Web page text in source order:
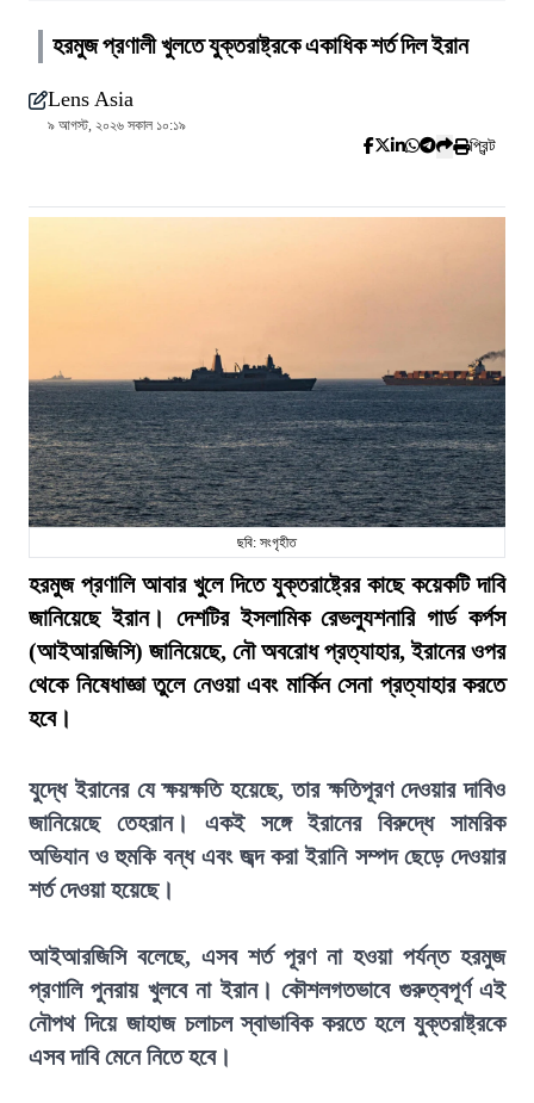
হরমুজ প্রণালী খুলতে যুক্তরাষ্ট্রকে একাধিক শর্ত দিল ইরান
Lens Asia
৯ আগস্ট, ২০২৬ সকাল ১০:১৯
প্রিন্ট
ছবি: সংগৃহীত
হরমুজ প্রণালি আবার খুলে দিতে যুক্তরাষ্ট্রের কাছে কয়েকটি দাবি
জানিয়েছে ইরান। দেশটির ইসলামিক রেভল্যুশনারি গার্ড কর্পস
(আইআরজিসি) জানিয়েছে, নৌ অবরোধ প্রত্যাহার, ইরানের ওপর
থেকে নিষেধাজ্ঞা তুলে নেওয়া এবং মার্কিন সেনা প্রত্যাহার করতে
হবে।
যুদ্ধে ইরানের যে ক্ষয়ক্ষতি হয়েছে, তার ক্ষতিপূরণ দেওয়ার দাবিও
জানিয়েছে তেহরান। একই সঙ্গে ইরানের বিরুদ্ধে সামরিক
অভিযান ও হুমকি বন্ধ এবং জব্দ করা ইরানি সম্পদ ছেড়ে দেওয়ার
শর্ত দেওয়া হয়েছে।
আইআরজিসি বলেছে, এসব শর্ত পূরণ না হওয়া পর্যন্ত হরমুজ
প্রণালি পুনরায় খুলবে না ইরান। কৌশলগতভাবে গুরুত্বপূর্ণ এই
নৌপথ দিয়ে জাহাজ চলাচল স্বাভাবিক করতে হলে যুক্তরাষ্ট্রকে
এসব দাবি মেনে নিতে হবে।